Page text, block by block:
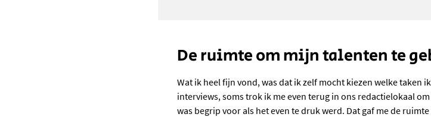
De ruimte om mijn talenten te
Wat ik heel fijn vond, was dat ik zelf mocht kiezen welke taken
interviews, soms trok ik me even terug in ons redactielokaal
was begrip voor als het even te druk werd. Dat gaf me de